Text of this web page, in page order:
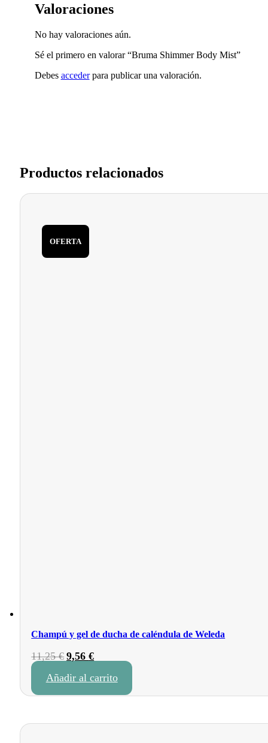
Valoraciones
No hay valoraciones aún.
Sé el primero en valorar “Bruma Shimmer Body Mist”
Debes accederpara publicar una valoración.
Productos relacionados
OFERTA
Champú y gel de ducha de caléndula de Weleda
11,25€ El
original
era:
9,56€El
actual
es:
Añadir al carrito